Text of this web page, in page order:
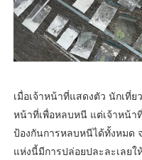
เมื่อเจ้าหน้าที่แสดงตัว นักเที่
หน้าที่เพื่อหลบหนี แต่เจ้าหน้า
ป้องกันการหลบหนีได้ทั้งหมด
แห่งนี้มีการปล่อยปละละเลยใ